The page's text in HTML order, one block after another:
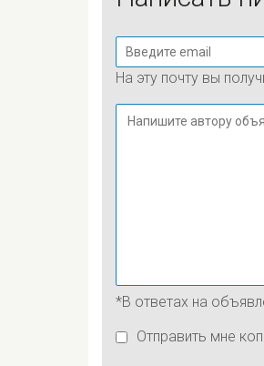
На эту почту вы
*В ответах на
Отправить мне